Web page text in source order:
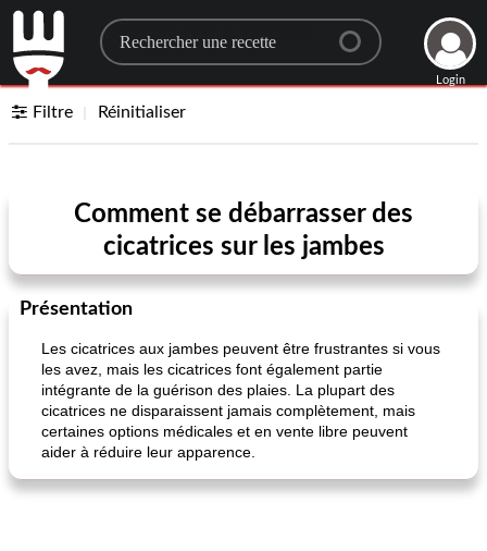
Search for a recipe
Login
Filtre Réinitialiser
Comment se débarrasser des
cicatrices sur les jambes
Présentation
Les cicatrices aux jambes peuvent être frustrantes si vous
les avez, mais les cicatrices font également partie
intégrante de la guérison des plaies. La plupart des
cicatrices ne disparaissent jamais complètement, mais
certaines options médicales et en vente libre peuvent
aider à réduire leur apparence.